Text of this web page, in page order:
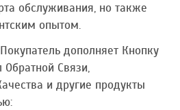
обслуживания, но также
опытом.
дополняет Кнопку
Обратной Связи,
и другие продукты